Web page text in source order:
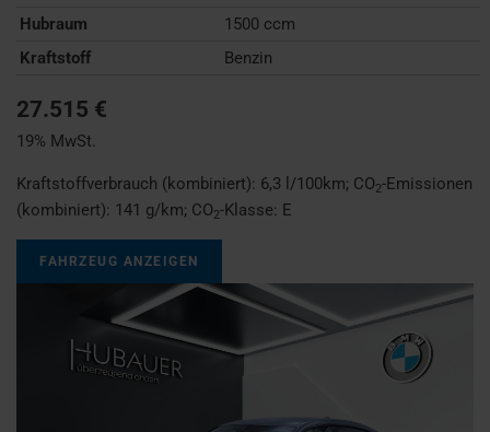
Hubraum
1500 ccm
Kraftstoff
Benzin
27.515 €
19% MwSt.
Kraftstoffverbrauch (kombiniert): 6,3 l/100km; CO2-Emissionen
(kombiniert): 141 g/km; CO2-Klasse: E
FAHRZEUG ANZEIGEN